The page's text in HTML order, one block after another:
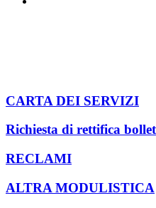
CARTA DEI SERVIZI
Richiesta di rettifica
RECLAMI
ALTRA MODULISTICA